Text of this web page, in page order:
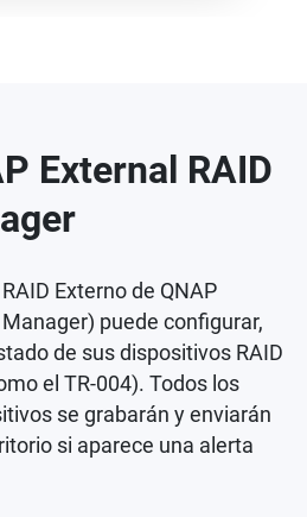
External RAID
Externo de QNAP
puede configurar,
de sus dispositivos RAID
el TR-004). Todos los
se grabarán y enviarán
si aparece una alerta